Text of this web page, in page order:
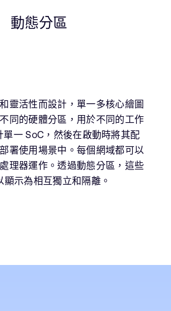
動態分區
靈活性而設計，單一多核心繪圖
同的硬體分區，用於不同的工作
單一 SoC，然後在啟動時將其配
署使用場景中。每個網域都可以
理器運作。透過動態分區，這些
顯示為相互獨立和隔離。